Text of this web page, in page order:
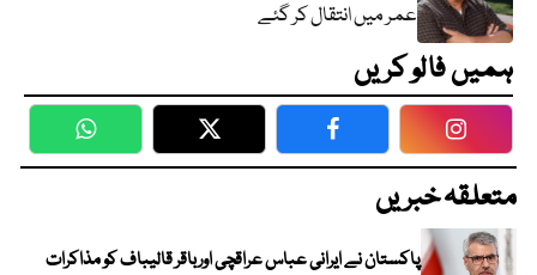
عمر میں انتقال کر گئے
ہمیں فالو کریں
WhatsApp Twitter Facebook
متعلقہ خبریں
پاکستان نے ایرانی عباس عراقچی اورباقر قالیباف کو مذاکرات